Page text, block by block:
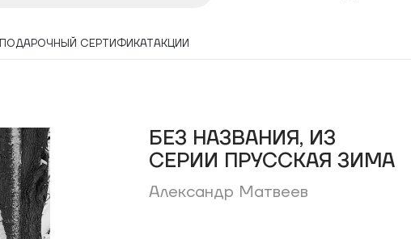
ПОДАРОЧНЫЙ СЕРТИФИКАТАКЦИИ
БЕЗ НАЗВАНИЯ, ИЗ
СЕРИИ ПРУССКАЯ ЗИМА
Александр Матвеев